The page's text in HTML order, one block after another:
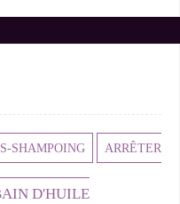
SHAMPOING ARRÊTER
D'HUILE